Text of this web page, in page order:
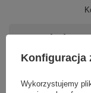
Potrzebujesz
Zadaj pytanie a my
najciekawsze pytania
Konfiguracja
Wykorzystujemy